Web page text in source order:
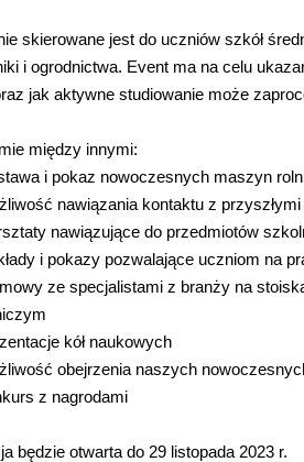
skierowane jest do uczniów szkół
i ogrodnictwa. Event ma na celu
jak aktywne studiowanie może
między innymi:
i pokaz nowoczesnych maszyn
nawiązania kontaktu z
nawiązujące do przedmiotów
i pokazy pozwalające uczniom na
ze specjalistami z branży na
kół naukowych
obejrzenia naszych
z nagrodami
będzie otwarta do 29 listopada 2023 r.